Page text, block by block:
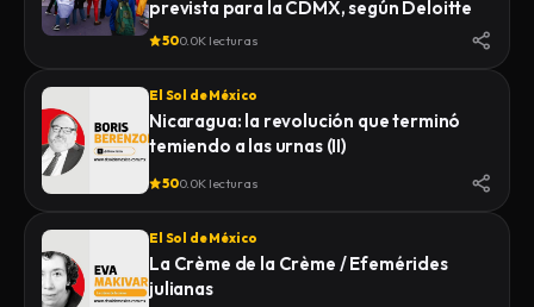
prevista para la CDMX, según Deloitte
500.0K lecturas
El Sol de México
Nicaragua: la revolución que terminó
temiendo a las urnas (II)
500.0K lecturas
El Sol de México
La Crème de la Crème / Efemérides
julianas